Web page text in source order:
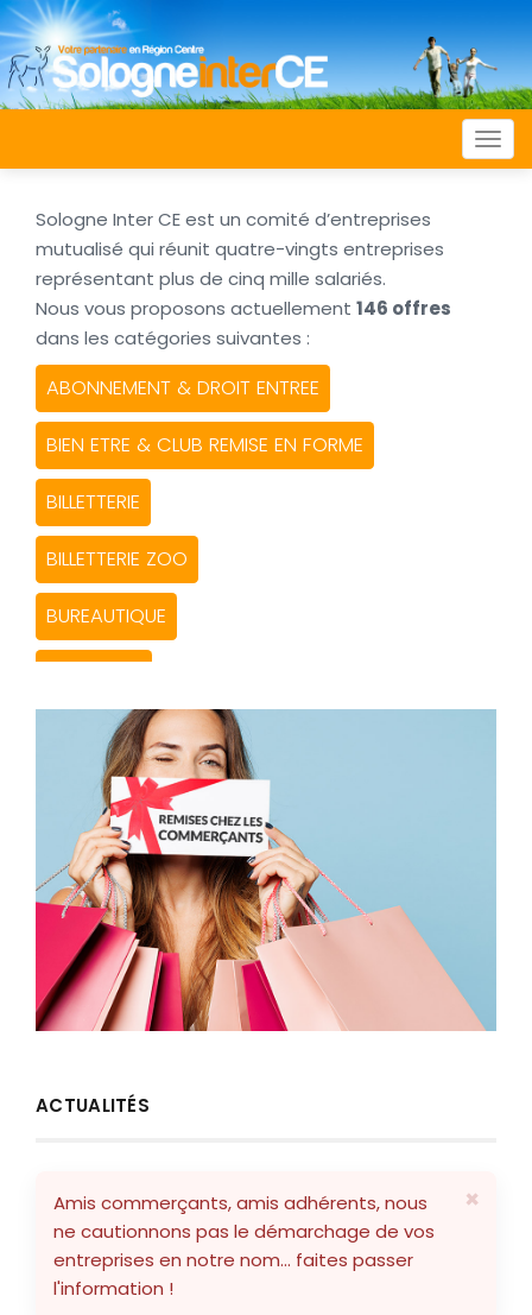
Sologne Inter CE est un comité d’entreprises
mutualisé qui réunit quatre-vingts entreprises
représentant plus de cinq mille salariés.
Nous vous proposons actuellement 146 offres
dans les catégories suivantes :
ABONNEMENT & DROIT ENTREE
BIEN ETRE & CLUB REMISE EN FORME
BILLETTERIE
BILLETTERIE ZOO
BUREAUTIQUE
CARTES & COFFRETS CADEAUX CE
CARTES ACHATS
CHOCOLATS FINS
COMMANDE SUR LE SITE
CONTROLE TECHNIQUE
GASTRONOMIE &VINS & DOSETTES CAFÉ
OPTIQUE CHABRIS
PARFUMERIE
ACTUALITÉS
×
Amis commerçants, amis adhérents, nous
ne cautionnons pas le démarchage de vos
entreprises en notre nom... faites passer
l'information !